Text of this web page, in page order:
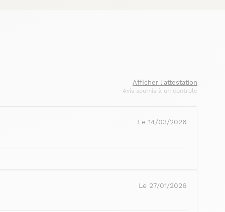
Afficher l'attestation
Avis soumis à un controle
Le 14/03/2026
Le 27/01/2026